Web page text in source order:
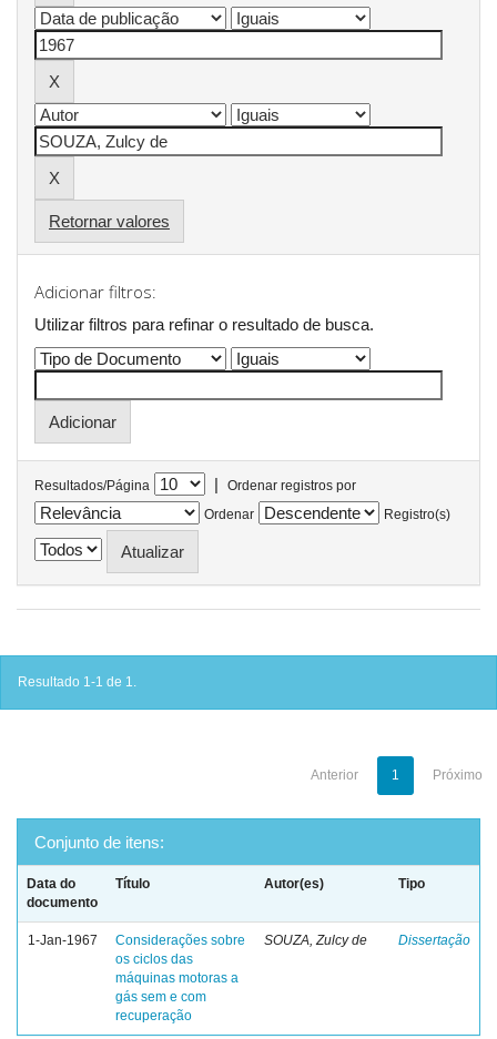
Retornar valores
Adicionar filtros:
Utilizar filtros para refinar o resultado de busca.
Resultados/Página |
Ordenar registros por
Ordenar
Registro(s)
Resultado 1-1 de 1.
Anterior 1 Próximo
Conjunto de itens:
Data do
documento
Título Autor(es) Tipo
1-Jan-1967
Considerações sobre
os ciclos das
máquinas motoras a
gás sem e com
recuperação
SOUZA, Zulcy de Dissertação